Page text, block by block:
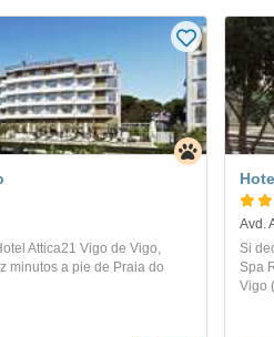
Attica21 Vigo de Vigo,
minutos a pie de Praia do
Avd.
Si
Spa
Vigo